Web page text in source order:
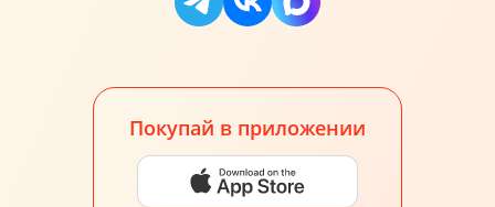
Покупай в приложении